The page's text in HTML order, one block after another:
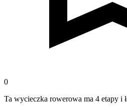
0
Ta wycieczka rowerowa ma 4 etapy i